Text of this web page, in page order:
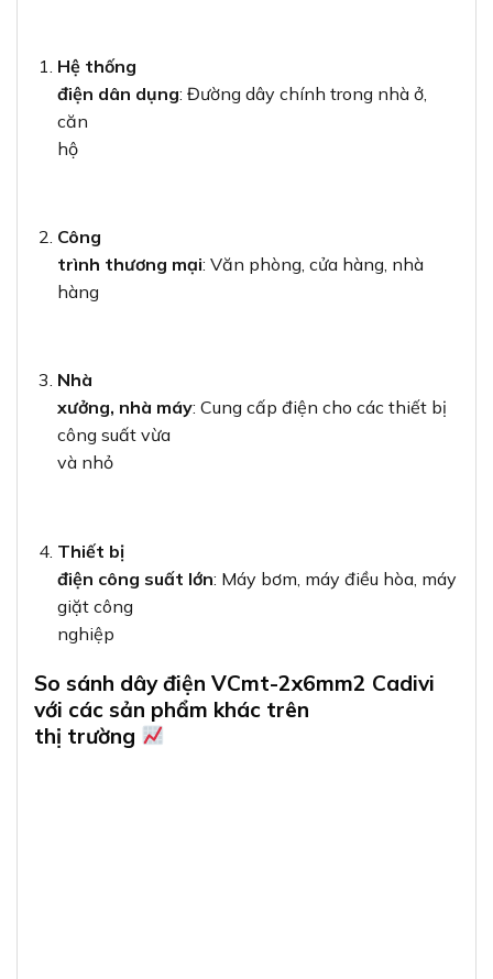
Hệ thống
điện dân dụng: Đường dây chính trong nhà ở,
căn
hộ
Công
trình thương mại: Văn phòng, cửa hàng, nhà
hàng
Nhà
xưởng, nhà máy: Cung cấp điện cho các thiết bị
công suất vừa
và nhỏ
Thiết bị
điện công suất lớn: Máy bơm, máy điều hòa, máy
giặt công
nghiệp
So sánh dây điện VCmt-2x6mm2 Cadivi
với các sản phẩm khác trên
thị trường